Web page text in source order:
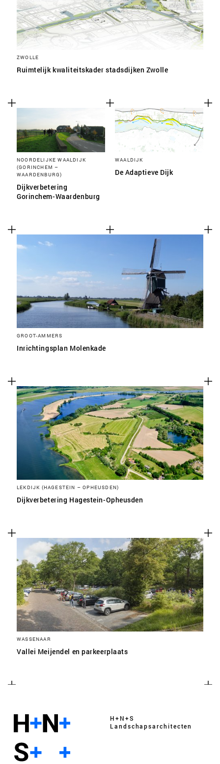
ZWOLLE
Ruimtelijk kwaliteitskader stadsdijken Zwolle
NOORDELIJKE WAALDIJK
(GORINCHEM –
WAARDENBURG)
Dijkverbetering
Gorinchem-Waardenburg
WAALDIJK
De Adaptieve Dijk
GROOT-AMMERS
Inrichtingsplan Molenkade
LEKDIJK (HAGESTEIN – OPHEUSDEN)
Dijkverbetering Hagestein-Opheusden
WASSENAAR
Vallei Meijendel en parkeerplaats
H+N+S
Landschaps­architecten